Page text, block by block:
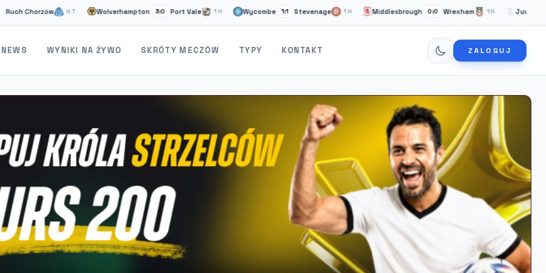
HT Wolverhampton 3:0 Port Vale 1H Wycombe 1:1 Stevenage 1H Middlesbrough 0:0 Wrexham 1H Juventus Turyn
NEWS WYNIKI NA ŻYWO SKRÓTY MECZÓW TYPY KONTAKT ZALOGUJ